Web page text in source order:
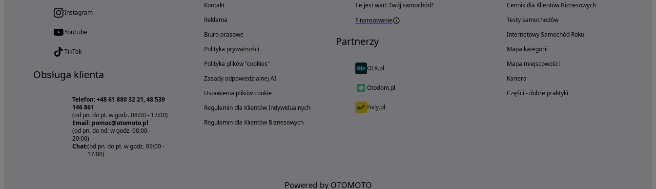
Instagram
YouTube
TikTok
Obsługa klienta
Telefon: +48 61 880 32 21, 48 539
146 861
(od pn. do pt. w godz. 08:00 - 17:00)
Email: pomoc@otomoto.pl
(od pn. do nd. w godz. 08:00 -
20:00)
Chat:(od pn. do pt. w godz. 09:00 -
17:00)
Kontakt
Reklama
Biuro prasowe
Polityka prywatności
Polityka plików "cookies"
Zasady odpowiedzialnej AI
Ustawienia plików cookie
Regulamin dla Klientów Indywidualnych
Regulamin dla Klientów Biznesowych
Ile jest wart Twój samochód?
Finansowanie
Partnerzy
OLX.pl
Otodom.pl
Fixly.pl
Cennik dla Klientów Biznesowych
Testy samochodów
Internetowy Samochód Roku
Mapa kategorii
Mapa miejscowości
Kariera
Części - dobre praktyki
Powered by OTOMOTO